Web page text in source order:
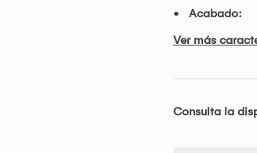
Acabado:
Ver más
Consulta la